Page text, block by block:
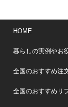
HOME
暮らしの実例やお
全国のおすすめ注
全国のおすすめリ